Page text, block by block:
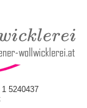
5240437